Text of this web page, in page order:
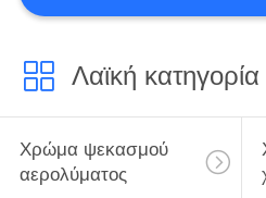
Λαϊκή κατηγορία
Χρώμα ψεκασμού
αερολύματος